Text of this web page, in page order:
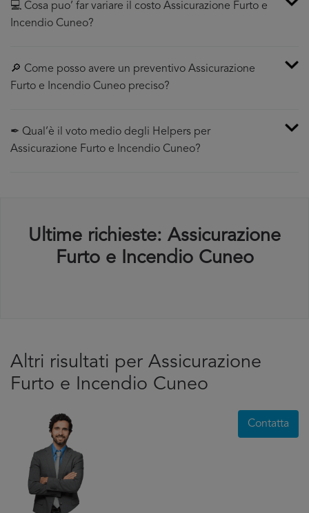
💻 Cosa puo’ far variare il costo Assicurazione Furto e
Incendio Cuneo?
🔎 Come posso avere un preventivo Assicurazione
Furto e Incendio Cuneo preciso?
✒ Qual’è il voto medio degli Helpers per
Assicurazione Furto e Incendio Cuneo?
Ultime richieste: Assicurazione
Furto e Incendio Cuneo
Altri risultati per Assicurazione
Furto e Incendio Cuneo
Contatta